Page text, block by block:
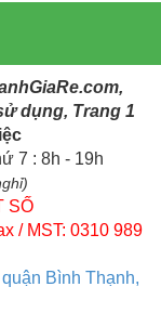
dụng, Trang 1
7 : 8h - 19h
SỐ
/ MST: 0310 989
Bình Thạnh,